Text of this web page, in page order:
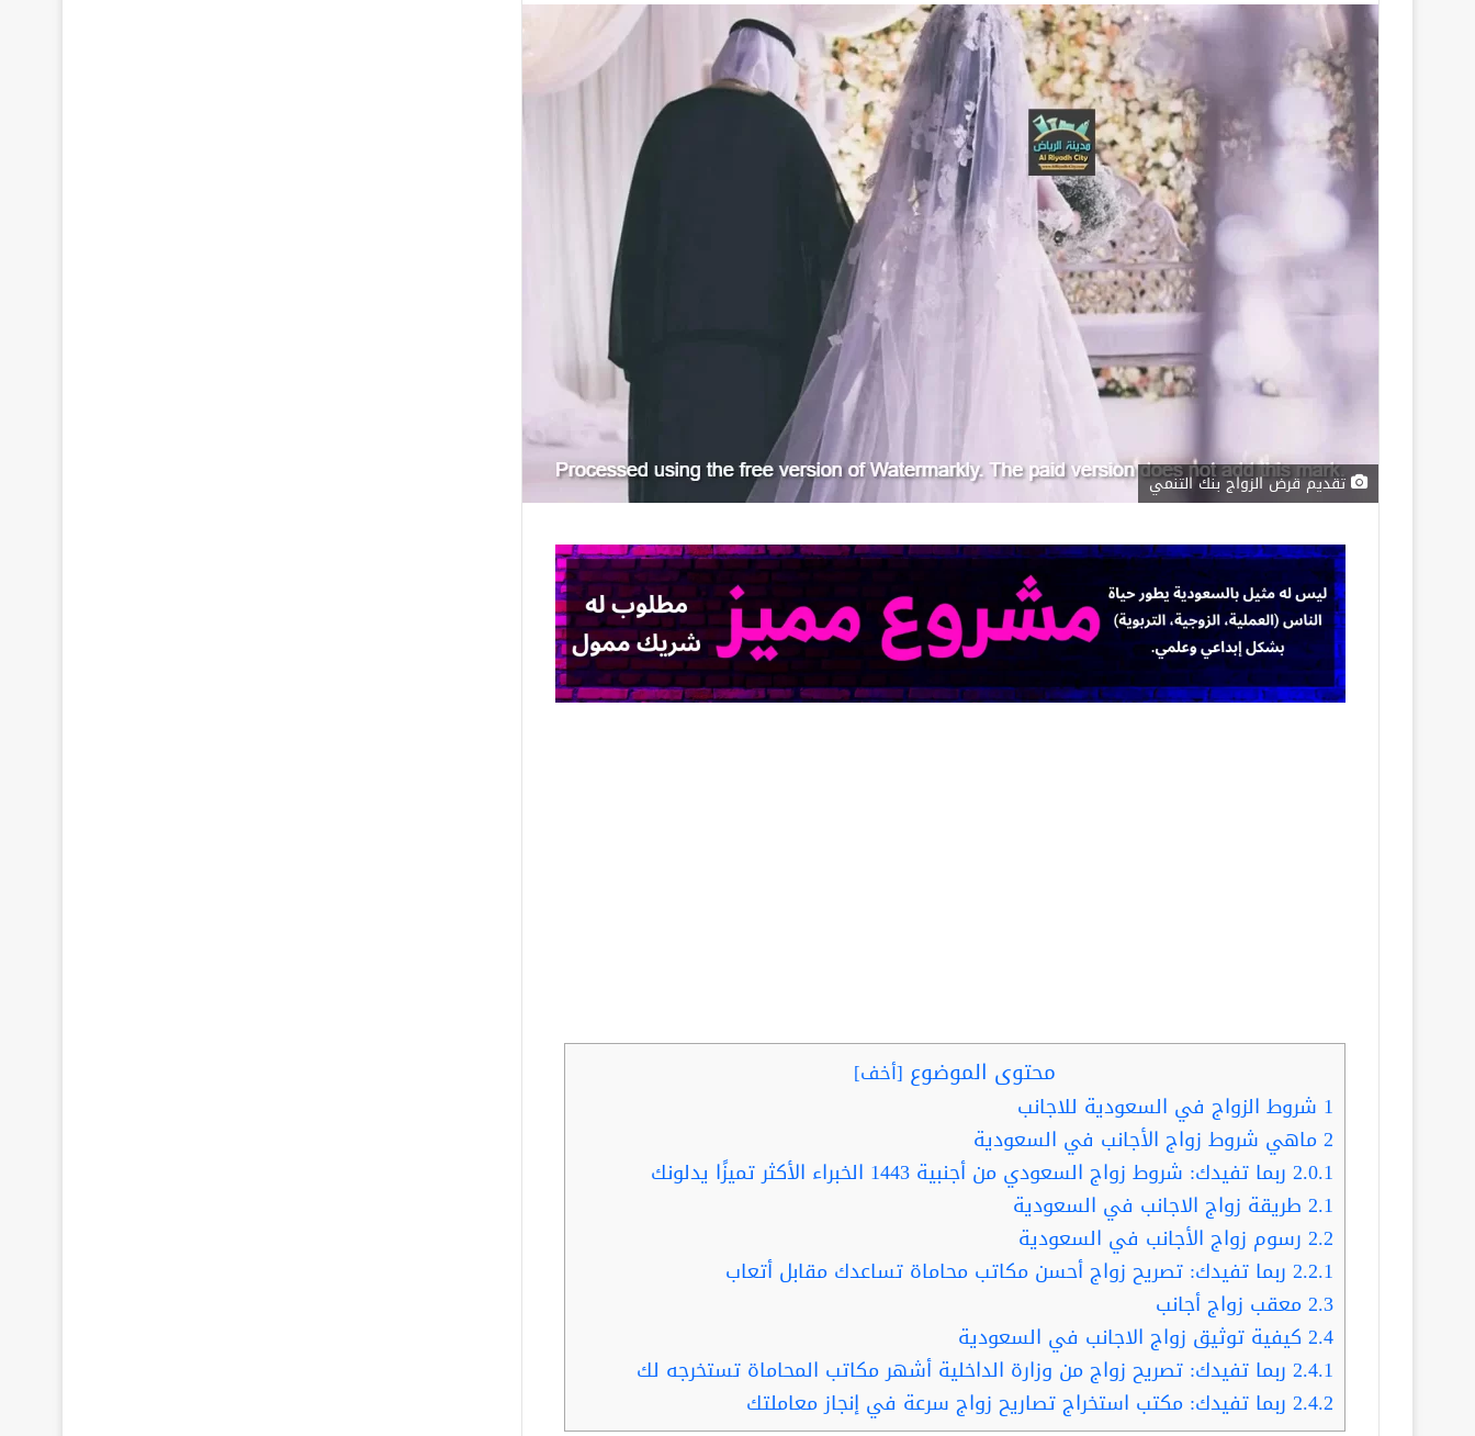
تقديم قرض الزواج بنك التنمي
محتوى الموضوع [أخف]
1 شروط الزواج في السعودية للاجانب
2ماهي شروط زواج الأجانب في السعودية
2.0.1 ربما تفيدك: شروط زواج السعودي من أجنبية 1443 الخبراء الأكثر تميزًا يدلونك
2.1 طريقة زواج الاجانب في السعودية
2.2 رسوم زواج الأجانب في السعودية
2.2.1 ربما تفيدك: تصريح زواج أحسن مكاتب محاماة تساعدك مقابل أتعاب
2.3معقب زواج أجانب
2.4 كيفية توثيق زواج الاجانب في السعودية
2.4.1 ربما تفيدك: تصريح زواج من وزارة الداخلية أشهر مكاتب المحاماة تستخرجه لك
2.4.2 ربما تفيدك: مكتب استخراج تصاريح زواج سرعة في إنجاز معاملتك